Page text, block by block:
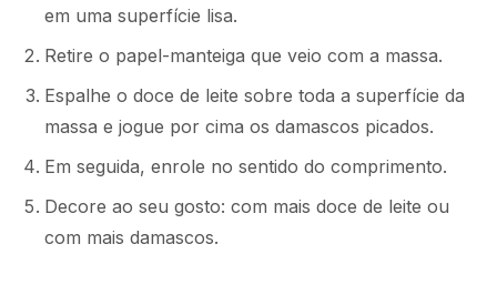
em uma superfície lisa.
Retire o papel-manteiga que veio com a massa.
Espalhe o doce de leite sobre toda a superfície da
massa e jogue por cima os damascos picados.
Em seguida, enrole no sentido do comprimento.
Decore ao seu gosto: com mais doce de leite ou
com mais damascos.